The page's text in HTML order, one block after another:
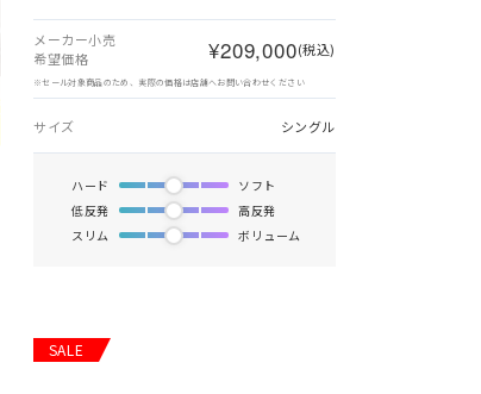
メーカー小売
希望価格
¥209,000(税込)
※セール対象商品のため、実際の価格は店舗へお問い合わせください
サイズ シングル
ハード
ソフト
低反発
高反発
スリム
ボリューム
SALE